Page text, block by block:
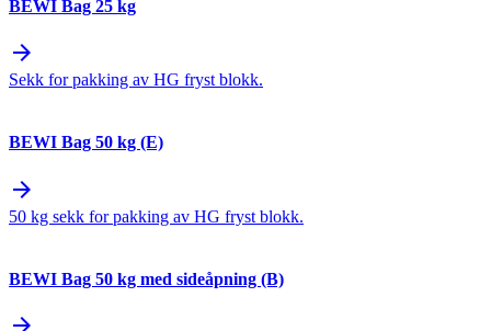
BEWI Bag 25 kg
arrow_forward
Sekk for pakking av HG fryst blokk.
BEWI Bag 50 kg (E)
arrow_forward
50 kg sekk for pakking av HG fryst blokk.
BEWI Bag 50 kg med sideåpning (B)
arrow_forward